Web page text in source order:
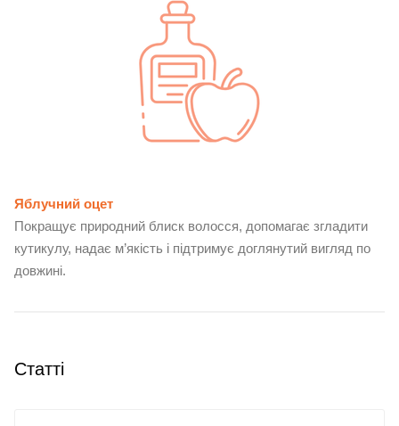
Яблучний оцет
Покращує природний блиск волосся, допомагає згладити
кутикулу, надає м’якість і підтримує доглянутий вигляд по
довжині.
Статті